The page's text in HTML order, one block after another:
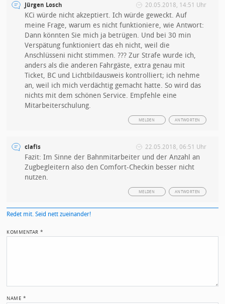
Jürgen Losch 20.05.2018, 14:51 Uhr
KCi würde nicht akzeptiert. Ich würde geweckt. Auf
meine Frage, warum es nicht funktioniere, wie Antwort:
Dann könnten Sie mich ja betrügen. Und bei 30 min
Verspätung funktioniert das eh nicht, weil die
Anschlüsseni nicht stimmen. ??? Zur Strafe wurde ich,
anders als die anderen Fahrgäste, extra genau mit
Ticket, BC und Lichtbildausweis kontrolliert; ich nehme
an, weil ich mich verdächtig gemacht hatte. So wird das
nichts mit dem schönen Service. Empfehle eine
Mitarbeiterschulung.
ANTWORTEN
MELDEN
clafis 22.05.2018, 06:51 Uhr
Fazit: Im Sinne der Bahnmitarbeiter und der Anzahl an
Zugbegleitern also den Comfort-Checkin besser nicht
nutzen.
ANTWORTEN
MELDEN
Redet mit. Seid nett zueinander!
KOMMENTAR*
NAME *